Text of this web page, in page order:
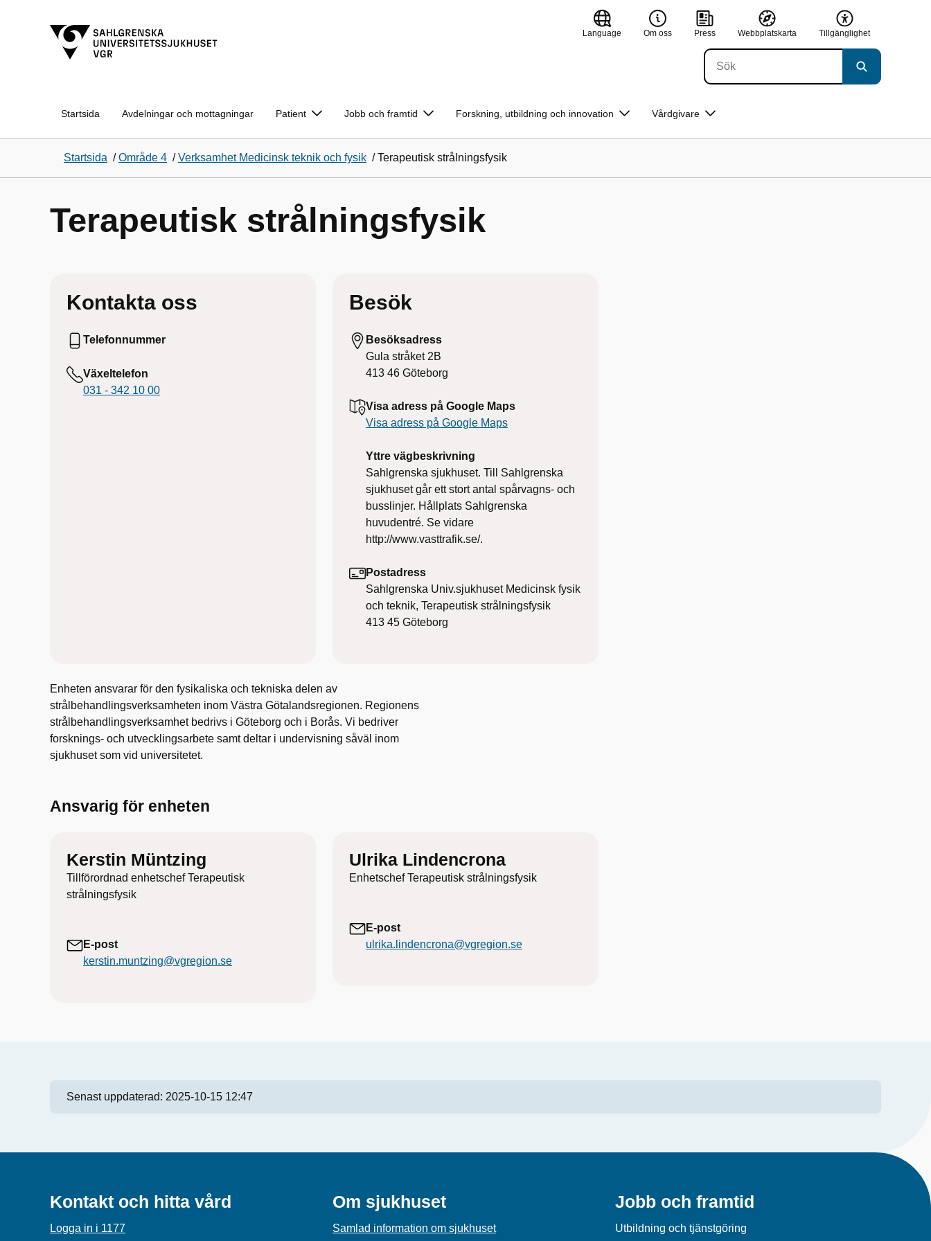
Language Om oss Press Webbplatskarta Tillgänglighet
Startsida Avdelningar och mottagningar Patient Jobb och framtid Forskning, utbildning och innovation Vårdgivare
Startsida /Område 4 /Verksamhet Medicinsk teknik och fysik /Terapeutisk strålningsfysik
Terapeutisk strålningsfysik
Kontakta oss
Telefonnummer
Växeltelefon
031 - 342 10 00
Besök
Besöksadress
Gula stråket 2B
413 46 Göteborg
Visa adress på Google Maps
Visa adress på Google Maps
Yttre vägbeskrivning
Sahlgrenska sjukhuset. Till Sahlgrenska
sjukhuset går ett stort antal spårvagns- och
busslinjer. Hållplats Sahlgrenska
huvudentré. Se vidare
http://www.vasttrafik.se/.
Postadress
Sahlgrenska Univ.sjukhuset Medicinsk fysik
och teknik, Terapeutisk strålningsfysik
413 45 Göteborg
Enheten ansvarar för den fysikaliska och tekniska delen av
strålbehandlingsverksamheten inom Västra Götalandsregionen. Regionens
strålbehandlingsverksamhet bedrivs i Göteborg och i Borås. Vi bedriver
forsknings- och utvecklingsarbete samt deltar i undervisning såväl inom
sjukhuset som vid universitetet.
Ansvarig för enheten
Kerstin Müntzing
Tillförordnad enhetschef Terapeutisk
strålningsfysik
E-post
kerstin.muntzing@vgregion.se
Ulrika Lindencrona
Enhetschef Terapeutisk strålningsfysik
E-post
ulrika.lindencrona@vgregion.se
Senast uppdaterad: 2025-10-15 12:47
Kontakt och hitta vård
Logga in i 1177
Om sjukhuset
Samlad information om sjukhuset
Jobb och framtid
Utbildning och tjänstgöring